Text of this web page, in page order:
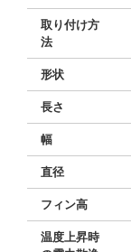
取り付け方
法
形状
長さ
幅
直径
フィン高
温度上昇時